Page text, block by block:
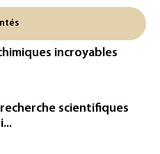
une baisse de la
lors de l'éclipse
porte plainte
aux PFAS
fin juillet, la
incroyables
scientifiques